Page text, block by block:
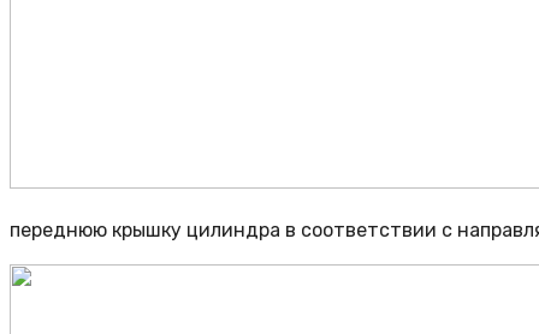
переднюю крышку цилиндра в соответствии с